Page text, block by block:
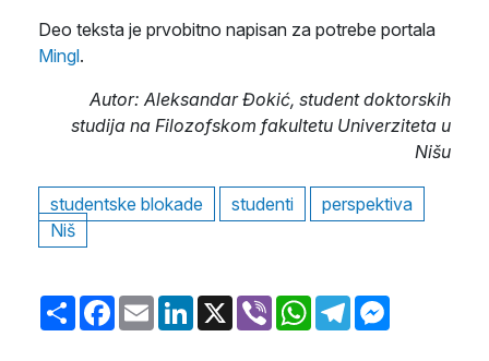
Deo teksta je prvobitno napisan za potrebe portala
Mingl.
Autor: Aleksandar Đokić, student doktorskih
studija na Filozofskom fakultetu Univerziteta u
Nišu
studentske blokade studenti
perspektiva
Niš
ShareFacebook
Email LinkedIn
X Viber WhatsApp
Telegram